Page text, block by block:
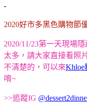
-
2020好市多黑色購物節
2020/11/23第一天現場
太多，請大家直接看照
不清楚的，可以來Khloe
唷~
>>追蹤IG